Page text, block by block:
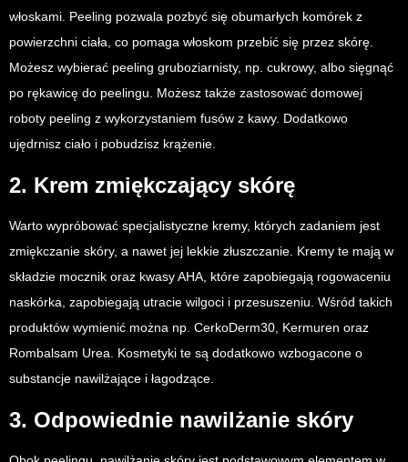
włoskami. Peeling pozwala pozbyć się obumarłych komórek z
powierzchni ciała, co pomaga włoskom przebić się przez skórę.
Możesz wybierać peeling gruboziarnisty, np. cukrowy, albo sięgnąć
po rękawicę do peelingu. Możesz także zastosować domowej
roboty peeling z wykorzystaniem fusów z kawy. Dodatkowo
ujędrnisz ciało i pobudzisz krążenie.
2. Krem zmiękczający skórę
Warto wypróbować specjalistyczne kremy, których zadaniem jest
zmiękczanie skóry, a nawet jej lekkie złuszczanie. Kremy te mają w
składzie mocznik oraz kwasy AHA, które zapobiegają rogowaceniu
naskórka, zapobiegają utracie wilgoci i przesuszeniu. Wśród takich
produktów wymienić można np. CerkoDerm30, Kermuren oraz
Rombalsam Urea. Kosmetyki te są dodatkowo wzbogacone o
substancje nawilżające i łagodzące.
3. Odpowiednie nawilżanie skóry